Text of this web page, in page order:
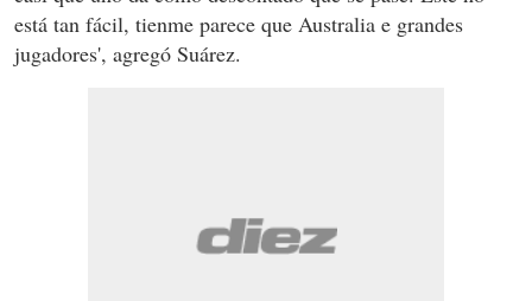
está tan fácil, tienme parece que Australia e grandes
jugadores', agregó Suárez.